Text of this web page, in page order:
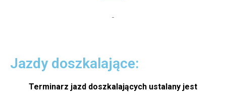
Jazdy doszkalające:
Terminarz jazd doszkalających ustalany jest